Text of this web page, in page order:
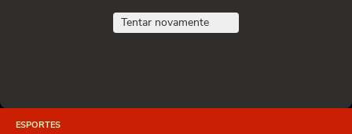
Tentar novamente
ESPORTES